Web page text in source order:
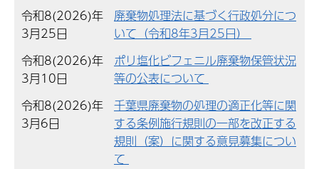
令和8(2026)年
3月25日
廃棄物処理法に基づく行政処分につ
いて（令和8年3月25日）
令和8(2026)年
3月10日
ポリ塩化ビフェニル廃棄物保管状況
等の公表について
令和8(2026)年
3月6日
千葉県廃棄物の処理の適正化等に関
する条例施行規則の一部を改正する
規則（案）に関する意見募集につい
て